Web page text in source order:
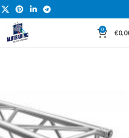
0 €